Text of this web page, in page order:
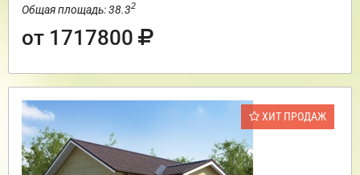
Общая площадь: 38.32
от 1717800
ХИТ ПРОДАЖ